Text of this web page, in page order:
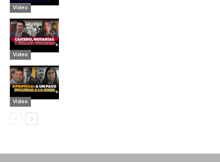
Video
Video
Video